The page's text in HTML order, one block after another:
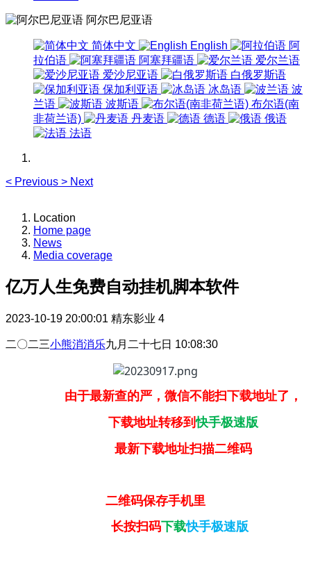
阿尔巴尼亚语
简体中文 English
阿
拉伯语
阿塞拜疆语
爱尔兰语
爱沙尼亚语
白俄罗斯语
保加利亚语
冰岛语
波
兰语
波斯语
布尔语(南
非荷兰语)
丹麦语 德语
俄语
法语
< Previous > Next
Location
Home page
News
Media coverage
亿万人生免费自动挂机脚本软件
2023-10-19 20:00:01 精东影业 4
二〇二三小熊消消乐九月二十七日 10:08:30
由于最新查的严，微信不能扫下载地址了，
下载地址转移到快手极速版
最新下载地址扫描二维码
二维码保存手机里
长按扫码下载快手极速版